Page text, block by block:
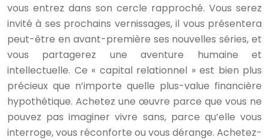
vous entrez dans son cercle rapproché. Vous serez
invité à ses prochains vernissages, il vous présentera
peut-être en avant-première ses nouvelles séries, et
vous partagerez une aventure humaine et
intellectuelle. Ce « capital relationnel » est bien plus
précieux que n’importe quelle plus-value financière
hypothétique. Achetez une œuvre parce que vous ne
pouvez pas imaginer vivre sans, parce qu’elle vous
interroge, vous réconforte ou vous dérange. Achetez-